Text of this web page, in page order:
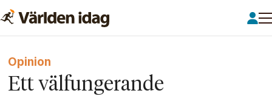
Opinion
Ett välfungerande